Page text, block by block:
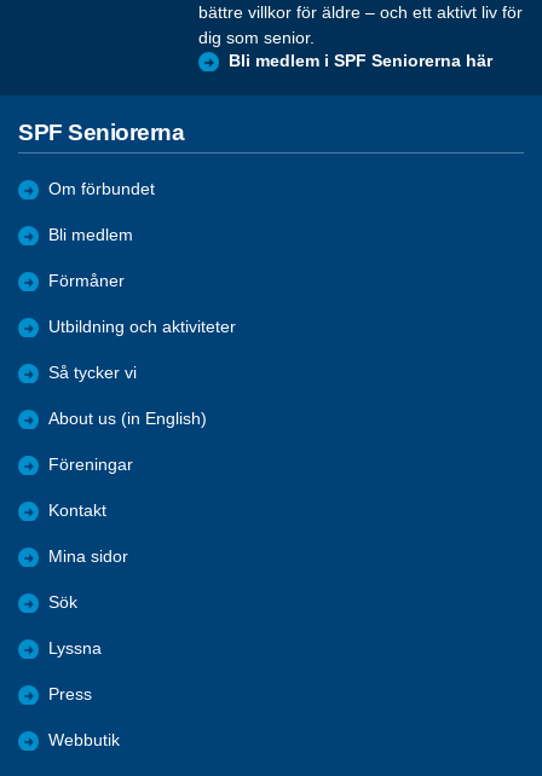
bättre villkor för äldre – och ett aktivt liv för
dig som senior.
Bli medlem i SPF Seniorerna här
SPF Seniorerna
Om förbundet
Bli medlem
Förmåner
Utbildning och aktiviteter
Så tycker vi
About us (in English)
Föreningar
Kontakt
Mina sidor
Sök
Lyssna
Press
Webbutik